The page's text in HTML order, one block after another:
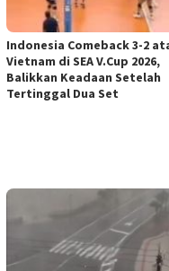
Indonesia Comeback 3-2
Vietnam di SEA V.Cup 2026,
Balikkan Keadaan Setelah
Tertinggal Dua Set